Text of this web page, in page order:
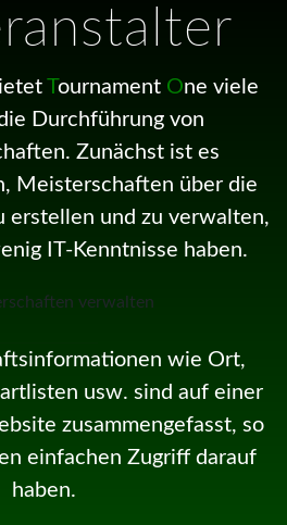
Tournament One viele
Durchführung von
Zunächst ist es
Meisterschaften über die
erstellen und zu verwalten,
IT-Kenntnisse haben.
wie Ort,
usw. sind auf einer
zusammengefasst, so
einfachen Zugriff darauf
haben.